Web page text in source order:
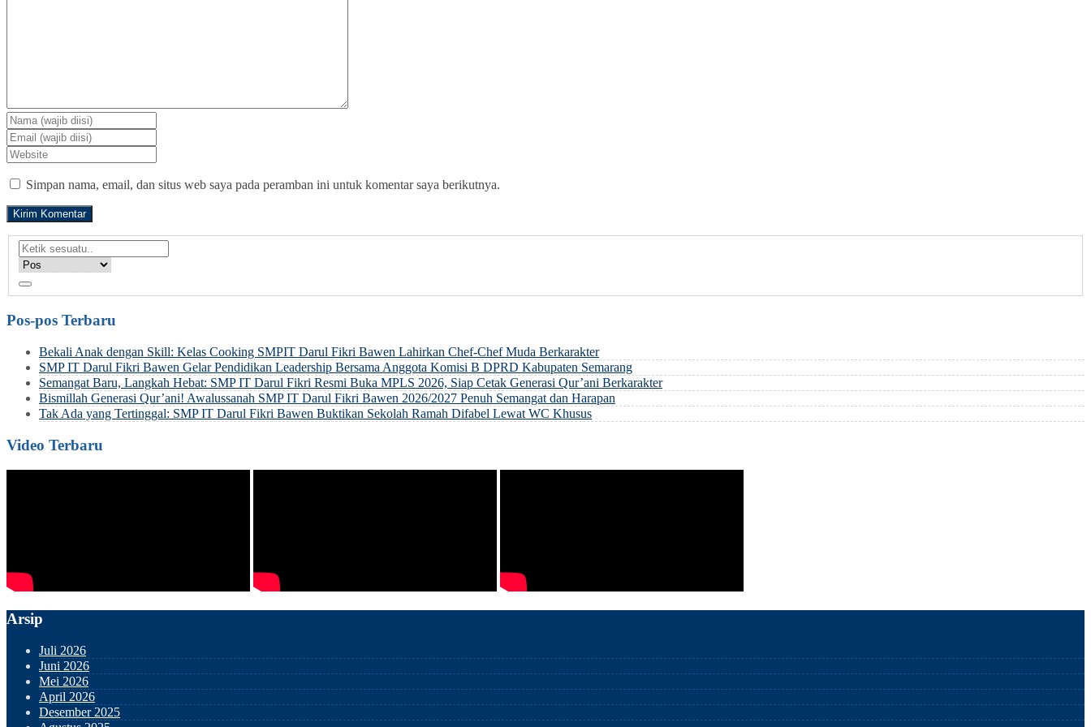
Simpan nama, email, dan situs web saya pada peramban ini untuk komentar saya berikutnya.
Pos-pos Terbaru
Bekali Anak dengan Skill: Kelas Cooking SMPIT Darul Fikri Bawen Lahirkan Chef-Chef Muda Berkarakter
SMP IT Darul Fikri Bawen Gelar Pendidikan Leadership Bersama Anggota Komisi B DPRD Kabupaten Semarang
Semangat Baru, Langkah Hebat: SMP IT Darul Fikri Resmi Buka MPLS 2026, Siap Cetak Generasi Qur’ani Berkarakter
Bismillah Generasi Qur’ani! Awalussanah SMP IT Darul Fikri Bawen 2026/2027 Penuh Semangat dan Harapan
Tak Ada yang Tertinggal: SMP IT Darul Fikri Bawen Buktikan Sekolah Ramah Difabel Lewat WC Khusus
Video Terbaru
Arsip
Juli 2026
Juni 2026
Mei 2026
April 2026
Desember 2025